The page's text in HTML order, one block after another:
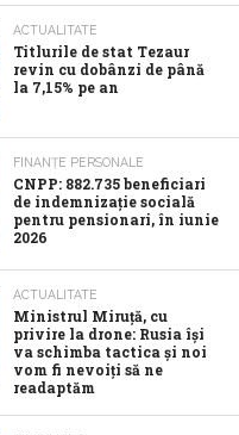
ACTUALITATE
Titlurile de stat Tezaur
revin cu dobânzi de până
la 7,15% pe an
FINANȚE PERSONALE
CNPP: 882.735 beneficiari
de indemnizație socială
pentru pensionari, în iunie
2026
ACTUALITATE
Ministrul Miruță, cu
privire la drone: Rusia își
va schimba tactica și noi
vom fi nevoiți să ne
readaptăm